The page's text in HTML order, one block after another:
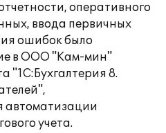
оперативного
ввода первичных
ошибок было
в ООО "Кам-мин"
"1С:Бухгалтерия 8.
автоматизации
учета.